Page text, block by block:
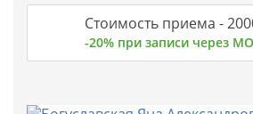
Стоимость приема -
-20% при записи через